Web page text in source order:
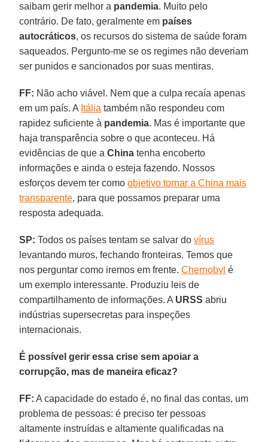
saibam gerir melhor a pandemia. Muito pelo
contrário. De fato, geralmente em países
autocráticos, os recursos do sistema de saúde foram
saqueados. Pergunto-me se os regimes não deveriam
ser punidos e sancionados por suas mentiras.
FF: Não acho viável. Nem que a culpa recaía apenas
em um país. A Itália também não respondeu com
rapidez suficiente à pandemia. Mas é importante que
haja transparência sobre o que aconteceu. Há
evidências de que aChina tenha encoberto
informações e ainda o esteja fazendo. Nossos
esforços devem ter comoobjetivo tornar a China mais
transparente, para que possamos preparar uma
resposta adequada.
SP: Todos os países tentam se salvar dovírus
levantando muros, fechando fronteiras. Temos que
nos perguntar como iremos em frente.Chernobyl é
um exemplo interessante. Produziu leis de
compartilhamento de informações. A URSS abriu
indústrias supersecretas para inspeções
internacionais.
É possível gerir essa crise sem apoiar a
corrupção, mas de maneira eficaz?
FF: A capacidade do estado é, no final das contas, um
problema de pessoas: é preciso ter pessoas
altamente instruídas e altamente qualificadas na